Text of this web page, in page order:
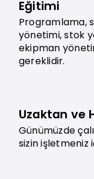
Eğitimi
Programlama,
yönetimi, stok
ekipman
gereklidir.
Uzaktan ve
Günümüzde
sizin işletmeniz